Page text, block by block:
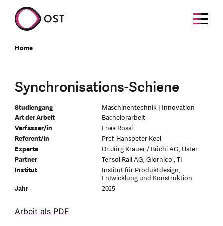
Home
Synchronisations-Schiene
Studiengang
Maschinentechnik | Innovation
Art der Arbeit
Bachelorarbeit
Verfasser/in
Enea Rossi
Referent/in
Prof. Hanspeter Keel
Experte
Dr. Jürg Krauer / Büchi AG, Uster
Partner
Tensol Rail AG, Giornico , TI
Institut
Institut für Produktdesign,
Entwicklung und Konstruktion
Jahr
2025
Arbeit als PDF